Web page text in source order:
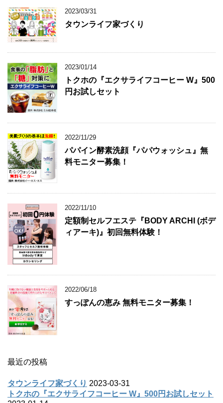
2023/03/31
タウンライフ家づくり
2023/01/14
トクホの『エクサライフコーヒー W』500
円お試しセット
2022/11/29
パパイン酵素洗顔『パパウォッシュ』無
料モニター募集！
2022/11/10
定額制セルフエステ『BODY ARCHI (ボデ
ィアーキ)』初回無料体験！
2022/06/18
すっぽんの恵み 無料モニター募集！
最近の投稿
タウンライフ家づくり 2023-03-31
トクホの『エクサライフコーヒー W』500円お試しセット